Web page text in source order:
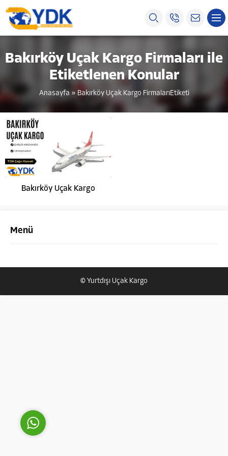
Bakırköy Uçak Kargo Firmaları ile
Etiketlenen Konular
Anasayfa » Bakırköy Uçak Kargo FirmalarıEtiketi
Bakırköy Uçak Kargo
Menü
© Yurtdışı Uçak Kargo